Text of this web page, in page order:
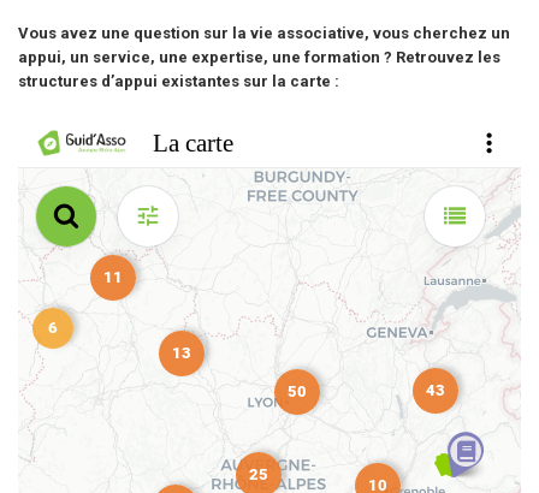
Vous avez une question sur la vie associative, vous cherchez un
appui, un service, une expertise, une formation ? Retrouvez les
structures d’appui existantes sur la carte :